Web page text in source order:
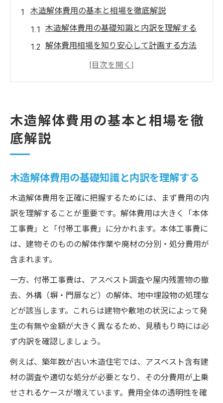
木造解体費用の基本と相場を徹底解説
木造解体費用の基礎知識と内訳を理解する
解体費用相場を知り安心して計画する方法
木造解体でよくある費用の変動要因を解説
坪単価と平米単価の違いと費用目安の把握
解体で押さえるべき坪単価の考え方
坪単価が木造解体費用に与える影響を知る
解体費用を左右する坪単価の決定要素とは
坪単価の相場を把握し無駄な費用を防ぐ方
法
30坪二階建ての解体費用を比較検証
解体費用を抑えるポイントと相場の考え方
解体費用の内訳と付帯工事費の違いに注目
木造解体費用で損しない比較方法のコツ
補助金を活用し費用負担を軽減する方法
木造住宅解体費用補助金の基礎を解説
木造解体で利用できる補助金の種類と特徴
解体費用負担を減らすための補助金活用術
木造解体費用の基本と相場を徹
底解説
木造解体費用の基礎知識と内訳を理解する
木造解体費用を正確に把握するためには、まず費用の内
訳を理解することが重要です。解体費用は大きく「本体
工事費」と「付帯工事費」に分かれます。本体工事費に
は、建物そのものの解体作業や廃材の分別・処分費用が
含まれます。
一方、付帯工事費は、アスベスト調査や屋内残置物の撤
去、外構（塀・門扉など）の解体、地中埋設物の処理な
どが該当します。これらは建物や敷地の状況によって発
生の有無や金額が大きく異なるため、見積もり時には必
ず内訳を確認しましょう。
例えば、築年数が古い木造住宅では、アスベスト含有建
材の調査や適切な処分が必要となり、その分費用が上乗
せされるケースが増えています。費用全体の透明性を確